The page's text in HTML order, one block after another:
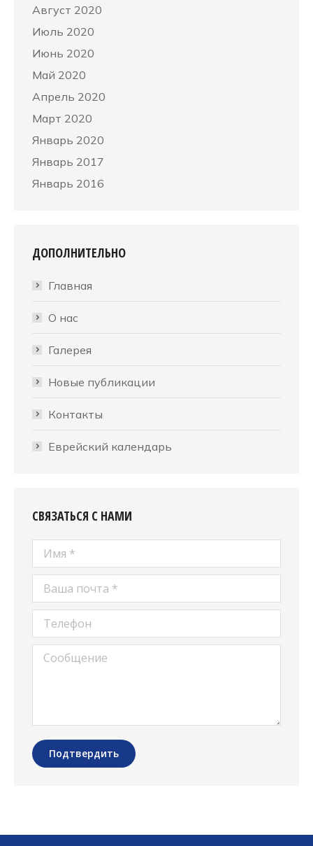
Август 2020
Июль 2020
Июнь 2020
Май 2020
Апрель 2020
Март 2020
Январь 2020
Январь 2017
Январь 2016
ДОПОЛНИТЕЛЬНО
Главная
О нас
Галерея
Новые публикации
Контакты
Еврейский календарь
СВЯЗАТЬСЯ С НАМИ
Имя *
Ваша почта *
Телефон
Сообщение
Подтвердить